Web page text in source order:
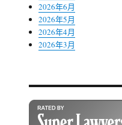
2026年6月
2026年5月
2026年4月
2026年3月